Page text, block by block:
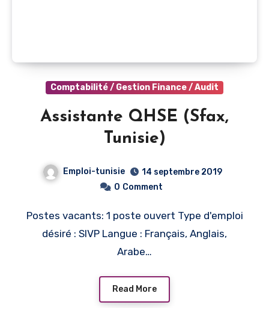
Comptabilité / Gestion Finance / Audit
Assistante QHSE (Sfax,
Tunisie)
Emploi-tunisie
14 septembre 2019
0 Comment
Postes vacants: 1 poste ouvert Type d'emploi
désiré : SIVP Langue : Français, Anglais,
Arabe…
Read More